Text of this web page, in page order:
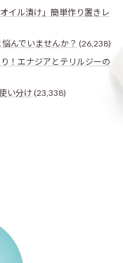
イル漬け」簡単作り置きレ
んでいませんか？ (26,238)
！エナジアとテリルジーの
い分け (23,338)